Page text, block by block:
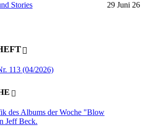
Stories 29 Juni 26